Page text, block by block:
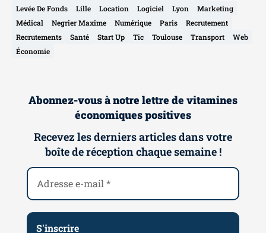
Levée De Fonds
Lille Location Logiciel Lyon
Marketing
Médical
Negrier Maxime Numérique Paris
Recrutement
Recrutements
Santé Start Up Tic Toulouse Transport
Web
Économie
Abonnez-vous à notre lettre de vitamines
économiques positives
Recevez les derniers articles dans votre
boîte de réception chaque semaine !